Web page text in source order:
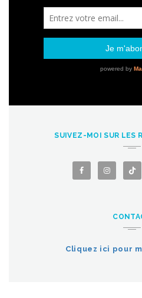
SUIVEZ-MOI SUR LES
Cliquez ici pour